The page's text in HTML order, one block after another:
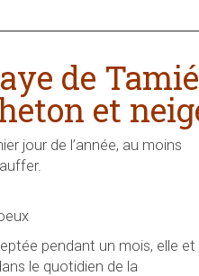
de Tamié
jour de l’année, au moins
pendant un mois, elle et
le quotidien de la